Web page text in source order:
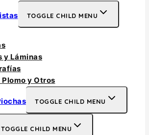
TOGGLE CHILD MENU
y Láminas
y Otros
TOGGLE CHILD MENU
TOGGLE CHILD MENU